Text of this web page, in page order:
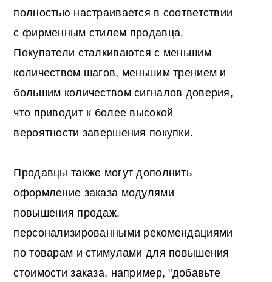
полностью настраивается в соответствии
с фирменным стилем продавца.
Покупатели сталкиваются с меньшим
количеством шагов, меньшим трением и
большим количеством сигналов доверия,
что приводит к более высокой
вероятности завершения покупки.
Продавцы также могут дополнить
оформление заказа модулями
повышения продаж,
персонализированными рекомендациями
по товарам и стимулами для повышения
стоимости заказа, например, "добавьте